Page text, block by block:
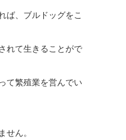
ば、ブルドッグをこ
れて生きることがで
て繁殖業を営んでい
せん。